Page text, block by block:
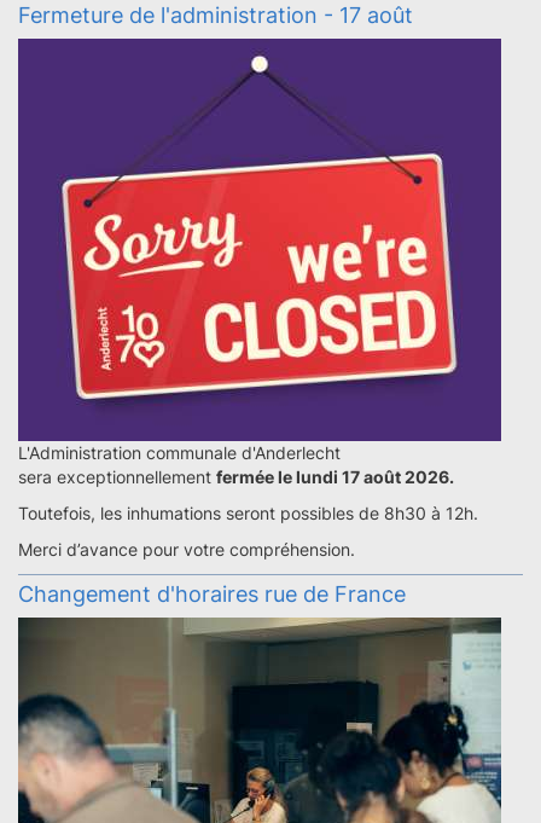
Fermeture de l'administration - 17 août
L'Administration communale d'Anderlecht
sera exceptionnellement fermée le lundi 17 août 2026.
Toutefois, les inhumations seront possibles de 8h30 à 12h.
Merci d’avance pour votre compréhension.
Changement d'horaires rue de France